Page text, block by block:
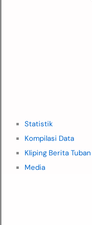
Statistik
Kompilasi Data
Kliping Berita Tuban
Media